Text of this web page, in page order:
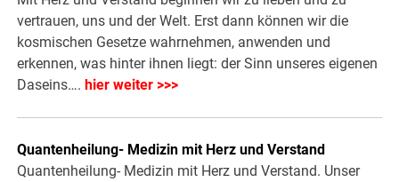
vertrauen, uns und der Welt. Erst dann können wir die
kosmischen Gesetze wahrnehmen, anwenden und
erkennen, was hinter ihnen liegt: der Sinn unseres eigenen
Daseins….hier weiter >>>
Quantenheilung- Medizin mit Herz und Verstand
Quantenheilung- Medizin mit Herz und Verstand. Unser